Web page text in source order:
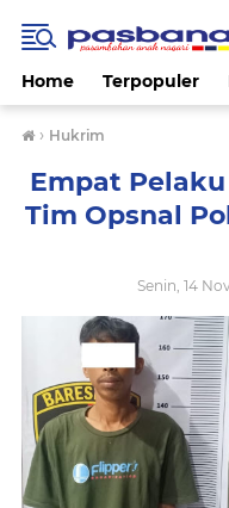
Home Terpopuler
› Hukrim
Empat
Tim Opsnal
Senin, 14